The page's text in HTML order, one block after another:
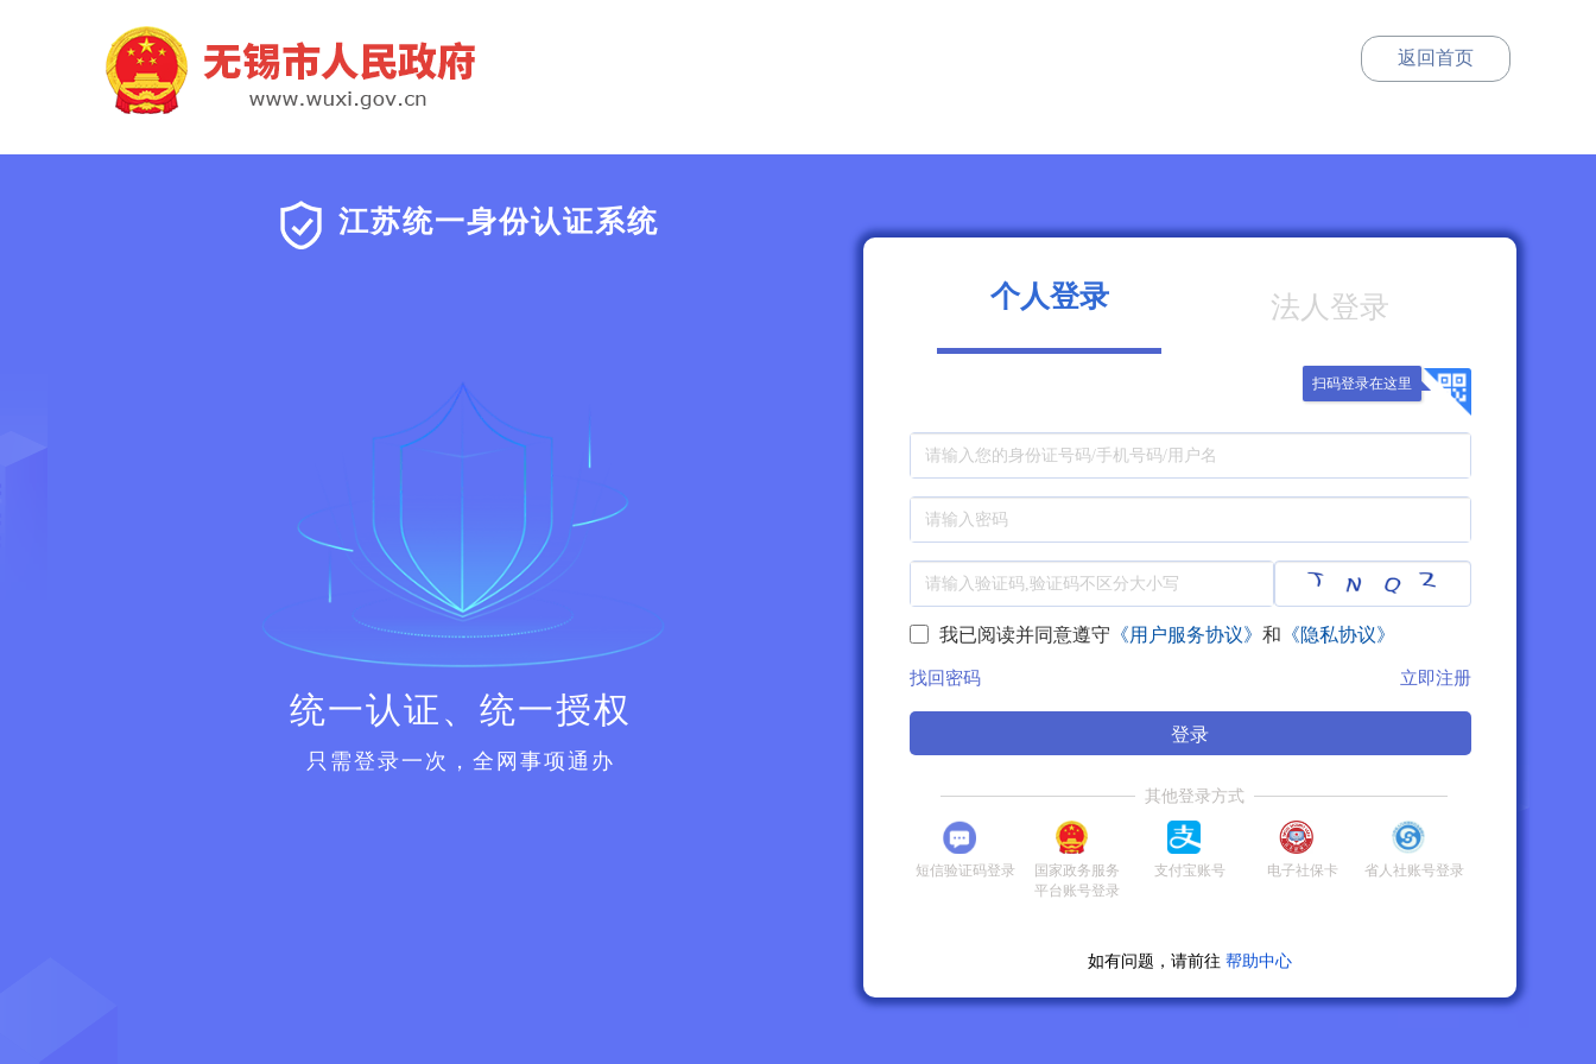
返回首页
个人登录 法人登录
扫码登录在这里
我已阅读并同意遵守 《用户服务协议》 和 《隐私协议》
找回密码 立即注册
登录
其他登录方式
短信验证码登录
国家政务服务
平台账号登录
支付宝账号 电子社保卡 省人社账号登录
如有问题，请前往 帮助中心
江苏统一身份认证系统
统一认证、统一授权
只需登录一次，全网事项通办